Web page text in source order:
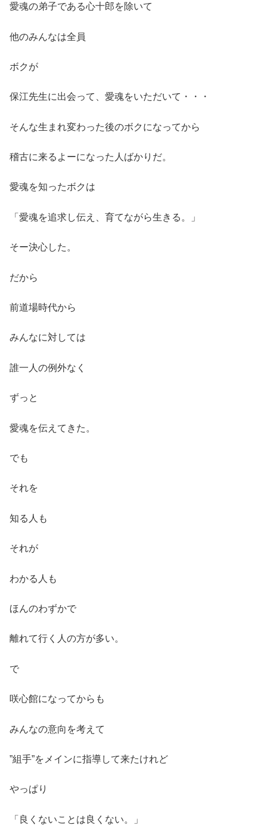
愛魂の弟子である心十郎を除いて
他のみんなは全員
ボクが
保江先生に出会って、愛魂をいただいて・・・
そんな生まれ変わった後のボクになってから
稽古に来るよーになった人ばかりだ。
愛魂を知ったボクは
「愛魂を追求し伝え、育てながら生きる。」
そー決心した。
だから
前道場時代から
みんなに対しては
誰一人の例外なく
ずっと
愛魂を伝えてきた。
でも
それを
知る人も
それが
わかる人も
ほんのわずかで
離れて行く人の方が多い。
で
咲心館になってからも
みんなの意向を考えて
”組手”をメインに指導して来たけれど
やっぱり
「良くないことは良くない。」